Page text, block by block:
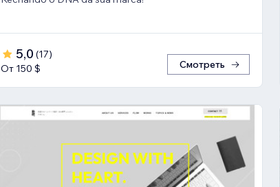
5,0 (17)
От 150 $
Смотреть